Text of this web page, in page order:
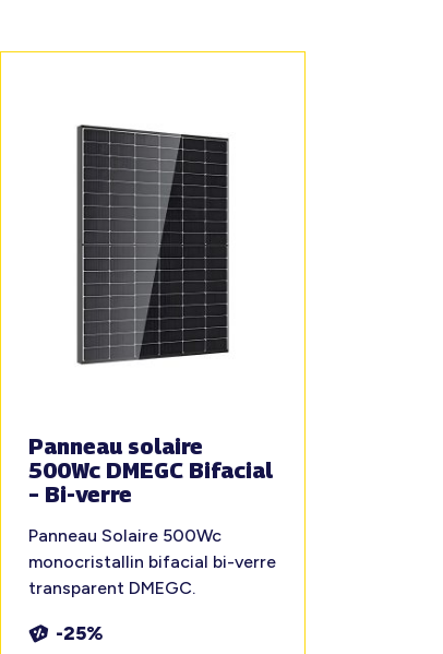
Panneau solaire
500Wc DMEGC Bifacial
– Bi-verre
Panneau Solaire 500Wc
monocristallin bifacial bi-verre
transparent DMEGC.
-25%